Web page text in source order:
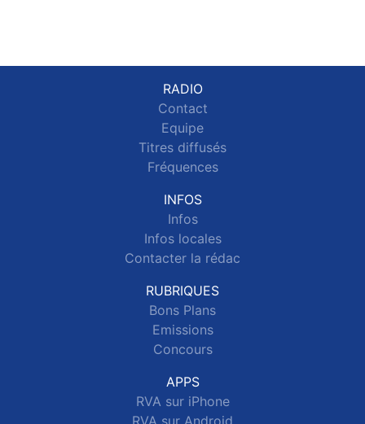
RADIO
Contact
Equipe
Titres diffusés
Fréquences
INFOS
Infos
Infos locales
Contacter la rédac
RUBRIQUES
Bons Plans
Emissions
Concours
APPS
RVA sur iPhone